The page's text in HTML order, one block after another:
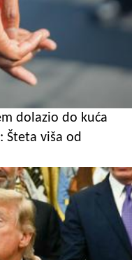
dolazio do kuća
Šteta viša od